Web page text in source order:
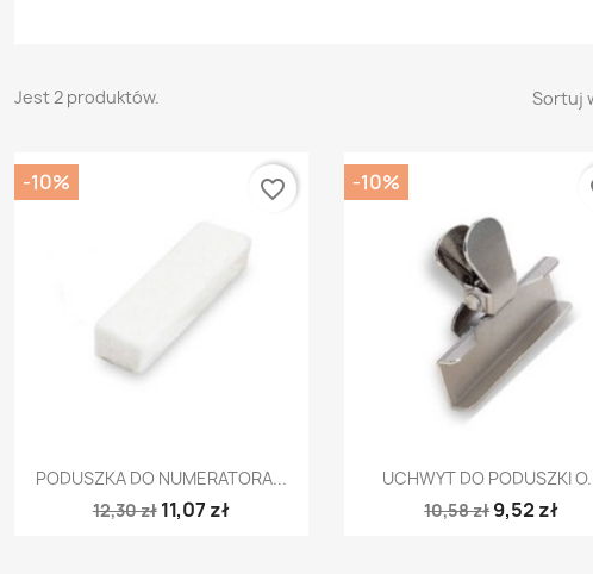
Jest 2 produktów. Sortuj
Szybki podgląd
PODUSZKA DO NUMERATORA...
12,30 zł 11,07 zł
-10% favorite_border
Szybki podgląd
UCHWYT DO PODUSZKI
10,58 zł9,52 zł
-10%